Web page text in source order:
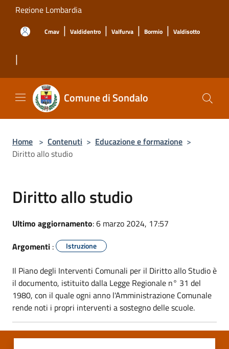
Salta al contenuto principale
Regione Lombardia
Cmav | Valdidentro | Valfurva | Bormio | Valdisotto
|
Comune di Sondalo
Home > Contenuti > Educazione e formazione >
Diritto allo studio
Diritto allo studio
Ultimo aggiornamento: 6 marzo 2024, 17:57
Argomenti : Istruzione
Il Piano degli Interventi Comunali per il Diritto allo Studio è
il documento, istituito dalla Legge Regionale n° 31 del
1980, con il quale ogni anno l'Amministrazione Comunale
rende noti i propri interventi a sostegno delle scuole.